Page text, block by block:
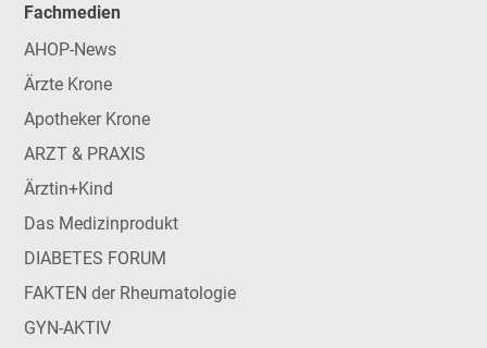
Fachmedien
AHOP-News
Ärzte Krone
Apotheker Krone
ARZT & PRAXIS
Ärztin+Kind
Das Medizinprodukt
DIABETES FORUM
FAKTEN der Rheumatologie
GYN-AKTIV